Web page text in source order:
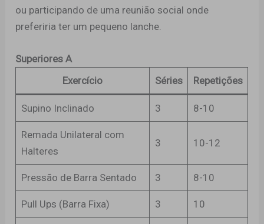
ou participando de uma reunião social onde
preferiria ter um pequeno lanche.
Superiores A
Exercício
Séries Repetições
Supino Inclinado 3 8-10
Remada Unilateral com
Halteres
3 10-12
Pressão de Barra Sentado 3 8-10
Pull Ups (Barra Fixa) 3 10